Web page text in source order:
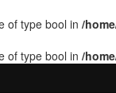
of type bool in /
of type bool in /